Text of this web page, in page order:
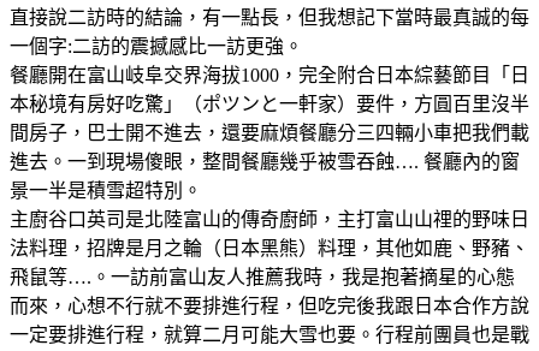
直接說二訪時的結論，有一點長，但我想記下當時最真誠的每
一個字:二訪的震撼感比一訪更強。
餐廳開在富山岐阜交界海拔1000，完全附合日本綜藝節目「日
本秘境有房好吃驚」（ポツンと一軒家）要件，方圓百里沒半
間房子，巴士開不進去，還要麻煩餐廳分三四輛小車把我們載
進去。一到現場傻眼，整間餐廳幾乎被雪吞蝕…. 餐廳內的窗
景一半是積雪超特別。
主廚谷口英司是北陸富山的傳奇廚師，主打富山山𥚃的野味日
法料理，招牌是月之輪（日本黑熊）料理，其他如鹿、野豬、
飛鼠等….。一訪前富山友人推薦我時，我是抱著摘星的心態
而來，心想不行就不要排進行程，但吃完後我跟日本合作方說
一定要排進行程，就算二月可能大雪也要。行程前團員也是戰